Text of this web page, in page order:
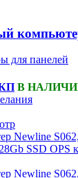
для панелей
В